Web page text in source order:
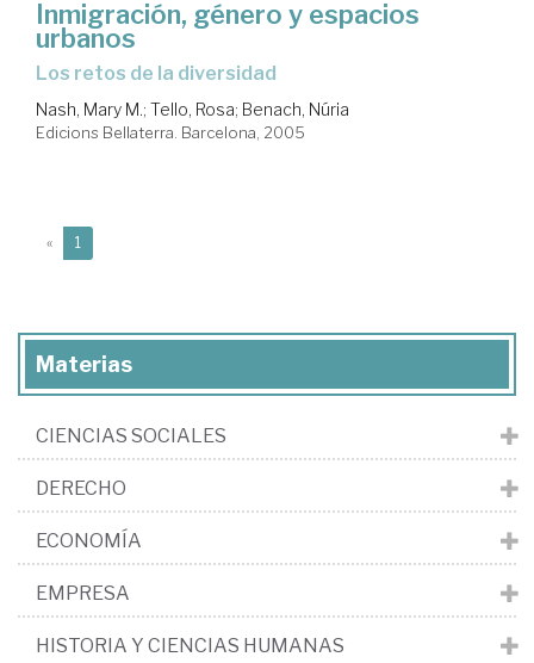
Inmigración, género y espacios
urbanos
los retos de la diversidad
Nash, Mary M.; Tello, Rosa; Benach, Núria
Edicions Bellaterra. Barcelona, 2005
« 1
Materias
CIENCIAS SOCIALES
DERECHO
ECONOMÍA
EMPRESA
HISTORIA Y CIENCIAS HUMANAS